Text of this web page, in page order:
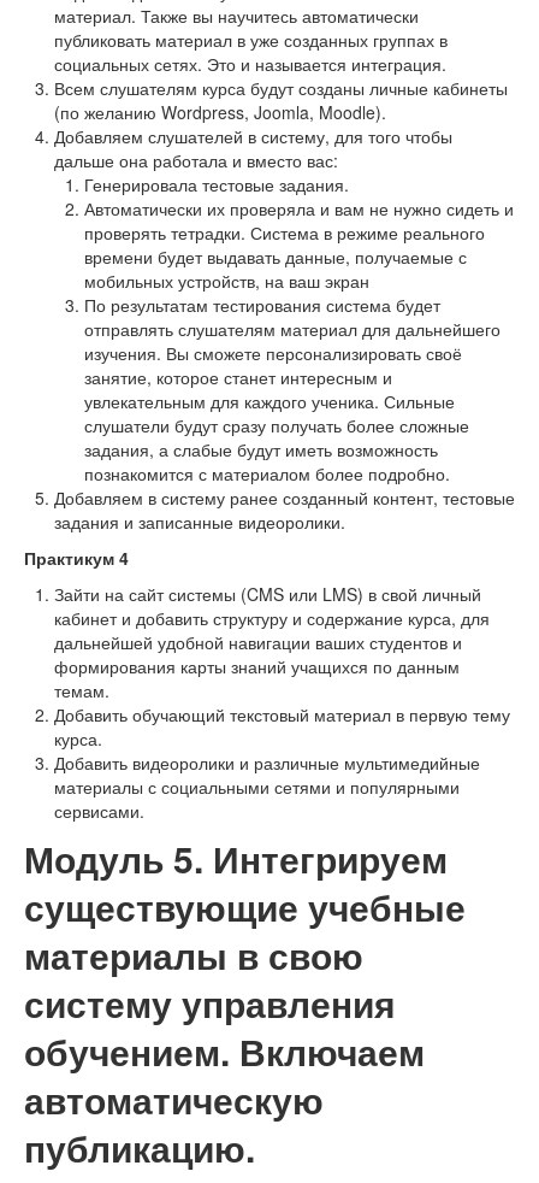
материал. Также вы научитесь автоматически
публиковать материал в уже созданных группах в
социальных сетях. Это и называется интеграция.
Всем слушателям курса будут созданы личные кабинеты
(по желанию Wordpress, Joomla, Moodle).
Добавляем слушателей в систему, для того чтобы
дальше она работала и вместо вас:
Генерировала тестовые задания.
Автоматически их проверяла и вам не нужно сидеть и
проверять тетрадки. Система в режиме реального
времени будет выдавать данные, получаемые с
мобильных устройств, на ваш экран
По результатам тестирования система будет
отправлять слушателям материал для дальнейшего
изучения. Вы сможете персонализировать своё
занятие, которое станет интересным и
увлекательным для каждого ученика. Сильные
слушатели будут сразу получать более сложные
задания, а слабые будут иметь возможность
познакомится с материалом более подробно.
Добавляем в систему ранее созданный контент, тестовые
задания и записанные видеоролики.
Практикум 4
Зайти на сайт системы (CMS или LMS) в свой личный
кабинет и добавить структуру и содержание курса, для
дальнейшей удобной навигации ваших студентов и
формирования карты знаний учащихся по данным
темам.
Добавить обучающий текстовый материал в первую тему
курса.
Добавить видеоролики и различные мультимедийные
материалы с социальными сетями и популярными
сервисами.
Модуль 5. Интегрируем
существующие учебные
материалы в свою
систему управления
обучением. Включаем
автоматическую
публикацию.